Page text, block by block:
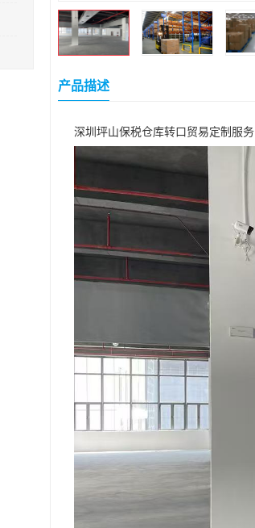
产品描述
深圳坪山保税仓库转口贸易定制服务